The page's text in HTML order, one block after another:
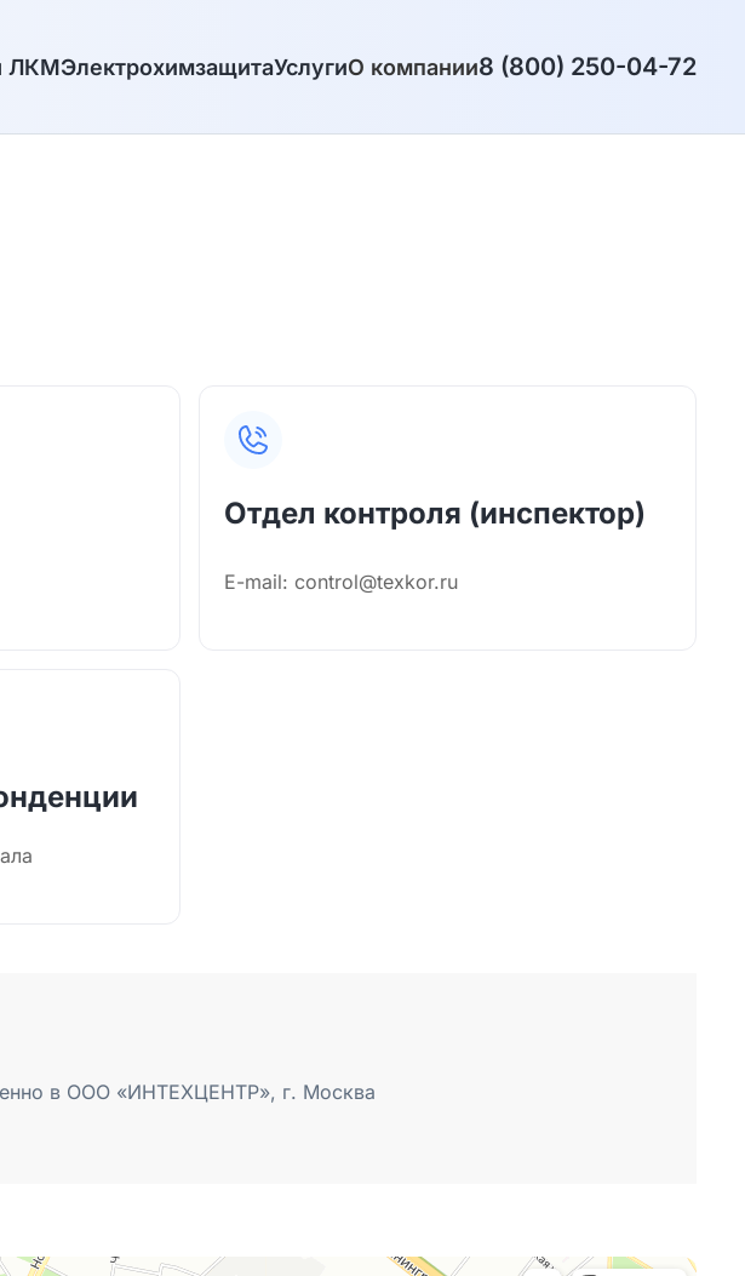
ЛКМЭлектрохимзащитаУслугиО компании8 (800) 250-04-72
Отдел контроля (инспектор)
E-mail: control@texkor.ru
в ООО «ИНТЕХЦЕНТР», г. Москва